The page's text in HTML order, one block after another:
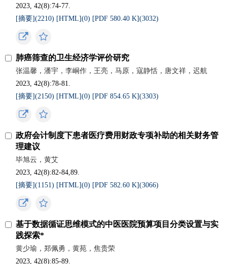
2023, 42(8):74-77.
[摘要](2210) [HTML](0) [PDF 580.40 K](3032)
肺癌筛查的卫生经济学评价研究
张温馨，潘宇，李峒作，王亮，马原，寇静恬，唐文祥，迟航
2023, 42(8):78-81.
[摘要](2150) [HTML](0) [PDF 854.65 K](3303)
政府会计制度下患者医疗费用财政专项补助的相关财务管
理建议
毕旭云，黄艾
2023, 42(8):82-84,89.
[摘要](1151) [HTML](0) [PDF 582.60 K](3066)
基于数据循证思维模式的中医医院预算项目分类设置与实
践探索*
黄少瑜，郑佩勇，黄苑，焦贵荣
2023, 42(8):85-89.